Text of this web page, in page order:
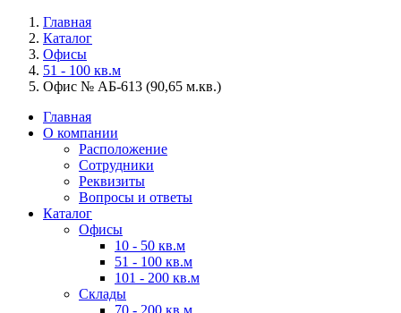
Главная
Каталог
Офисы
51 - 100 кв.м
Офис № АБ-613 (90,65 м.кв.)
Главная
О компании
Расположение
Сотрудники
Реквизиты
Вопросы и ответы
Каталог
Офисы
10 - 50 кв.м
51 - 100 кв.м
101 - 200 кв.м
Склады
70 - 200 кв.м